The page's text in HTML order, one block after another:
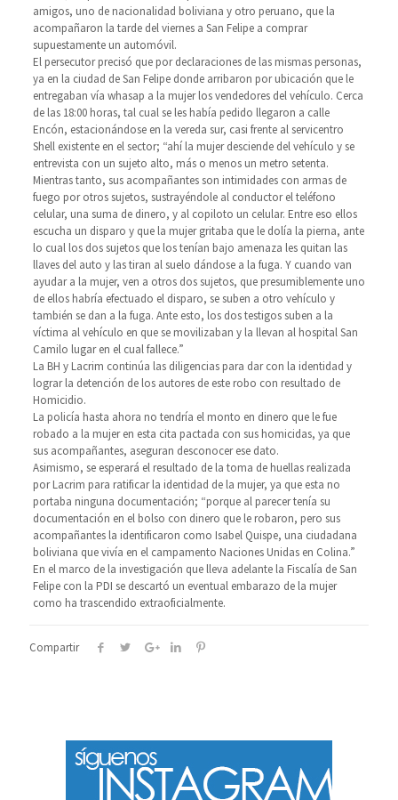
amigos, uno de nacionalidad boliviana y otro peruano, que la
acompañaron la tarde del viernes a San Felipe a comprar
supuestamente un automóvil.
El persecutor precisó que por declaraciones de las mismas personas,
ya en la ciudad de San Felipe donde arribaron por ubicación que le
entregaban vía whasap a la mujer los vendedores del vehículo. Cerca
de las 18:00 horas, tal cual se les había pedido llegaron a calle
Encón, estacionándose en la vereda sur, casi frente al servicentro
Shell existente en el sector; “ahí la mujer desciende del vehículo y se
entrevista con un sujeto alto, más o menos un metro setenta.
Mientras tanto, sus acompañantes son intimidades con armas de
fuego por otros sujetos, sustrayéndole al conductor el teléfono
celular, una suma de dinero, y al copiloto un celular. Entre eso ellos
escucha un disparo y que la mujer gritaba que le dolía la pierna, ante
lo cual los dos sujetos que los tenían bajo amenaza les quitan las
llaves del auto y las tiran al suelo dándose a la fuga. Y cuando van
ayudar a la mujer, ven a otros dos sujetos, que presumiblemente uno
de ellos habría efectuado el disparo, se suben a otro vehículo y
también se dan a la fuga. Ante esto, los dos testigos suben a la
víctima al vehículo en que se movilizaban y la llevan al hospital San
Camilo lugar en el cual fallece.”
La BH y Lacrim continúa las diligencias para dar con la identidad y
lograr la detención de los autores de este robo con resultado de
Homicidio.
La policía hasta ahora no tendría el monto en dinero que le fue
robado a la mujer en esta cita pactada con sus homicidas, ya que
sus acompañantes, aseguran desconocer ese dato.
Asimismo, se esperará el resultado de la toma de huellas realizada
por Lacrim para ratificar la identidad de la mujer, ya que esta no
portaba ninguna documentación; “porque al parecer tenía su
documentación en el bolso con dinero que le robaron, pero sus
acompañantes la identificaron como Isabel Quispe, una ciudadana
boliviana que vivía en el campamento Naciones Unidas en Colina.”
En el marco de la investigación que lleva adelante la Fiscalía de San
Felipe con la PDI se descartó un eventual embarazo de la mujer
como ha trascendido extraoficialmente.
Compartir